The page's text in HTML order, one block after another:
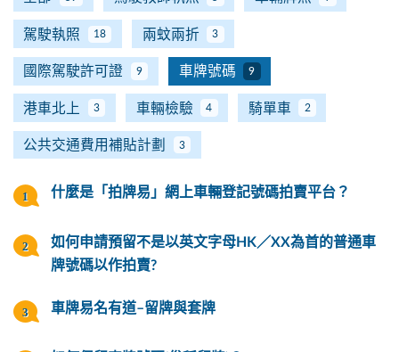
駕駛執照 18 兩蚊兩折 3
國際駕駛許可證 9 車牌號碼 9
港車北上 3 車輛檢驗 4 騎單車 2
公共交通費用補貼計劃 3
什麼是「拍牌易」網上車輛登記號碼拍賣平台？
如何申請預留不是以英文字母HK／XX為首的普通車
牌號碼以作拍賣?
車牌易名有道–留牌與套牌